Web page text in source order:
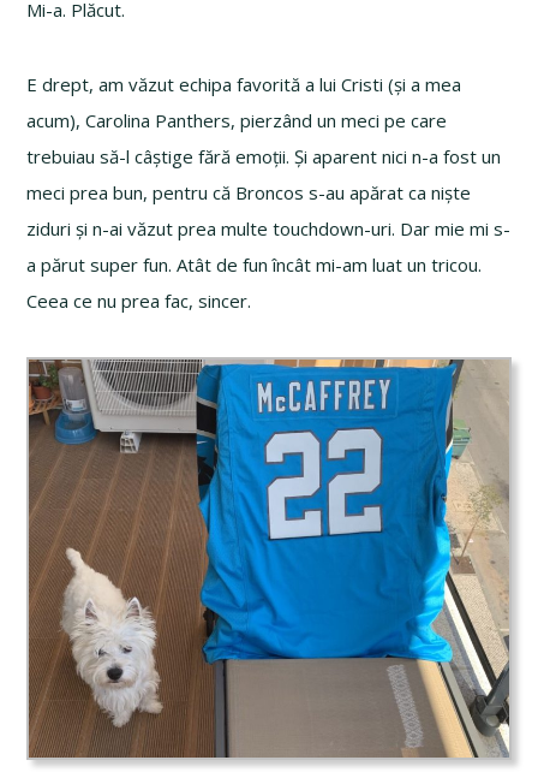
Mi-a. Plăcut.
E drept, am văzut echipa favorită a lui Cristi (și a mea
acum), Carolina Panthers, pierzând un meci pe care
trebuiau să-l câștige fără emoții. Și aparent nici n-a fost un
meci prea bun, pentru că Broncos s-au apărat ca niște
ziduri și n-ai văzut prea multe touchdown-uri. Dar mie mi s-
a părut super fun. Atât de fun încât mi-am luat un tricou.
Ceea ce nu prea fac, sincer.